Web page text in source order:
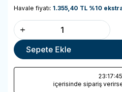
Havale fiyatı: 1.355,40 TL %10
Sepete Ekle
23:17:45
içerisinde sipariş